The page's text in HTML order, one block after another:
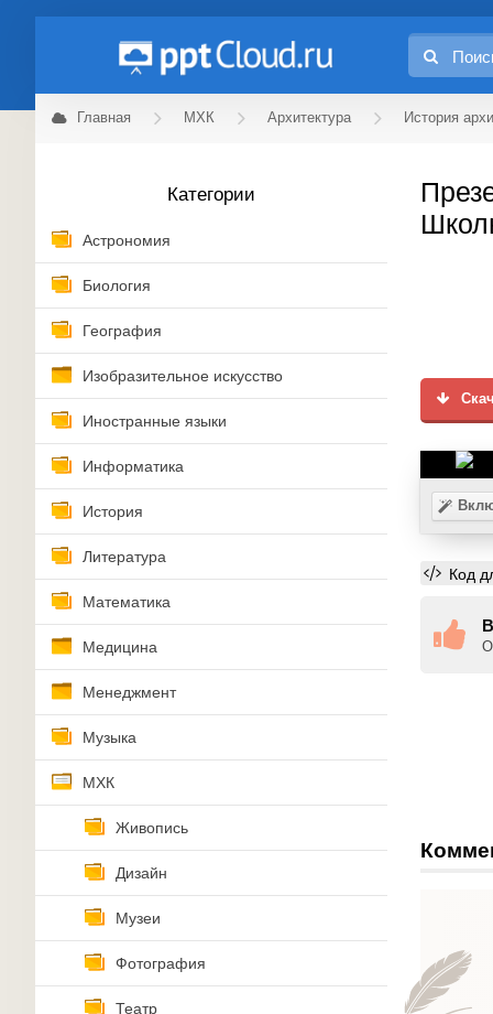
Главная МХК Архитектура История
Категории
Астрономия
Биология
География
Изобразительное искусство
Иностранные языки
Информатика
История
Литература
Математика
Медицина
Менеджмент
Музыка
МХК
Живопись
Дизайн
Музеи
Фотография
Театр
Код